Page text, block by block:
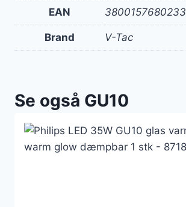
EAN 3800157680233
Brand V-Tac
Se også GU10